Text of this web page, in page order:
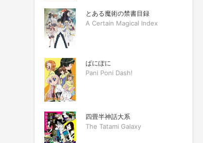
とある魔術の禁書目録
A Certain Magical Index
ぱにぽに
Pani Poni Dash!
四畳半神話大系
The Tatami Galaxy